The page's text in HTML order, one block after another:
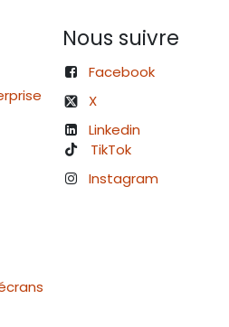
Nous suivre
Facebook
X
Linkedin
TikTok
Instagram